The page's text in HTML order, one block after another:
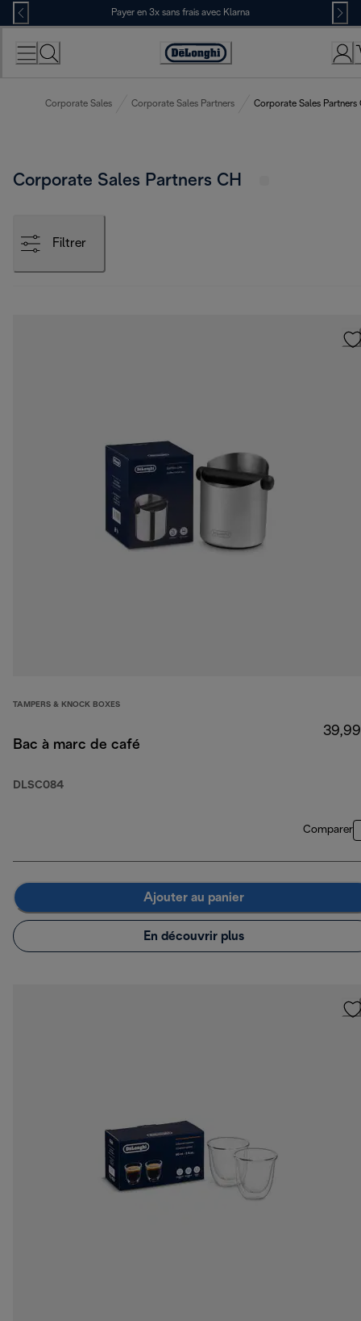
Skip
to
Content
Payer en 3x sans frais avec Klarna
Déclaration
Corporate Sales Corporate Sales Partners Corporate Sales Partners
Corporate Sales Partners CH
Filtrer
TAMPERS & KNOCK BOXES
Bac à marc de café
DLSC084
Comparer
Ajouter au panier
En découvrir plus